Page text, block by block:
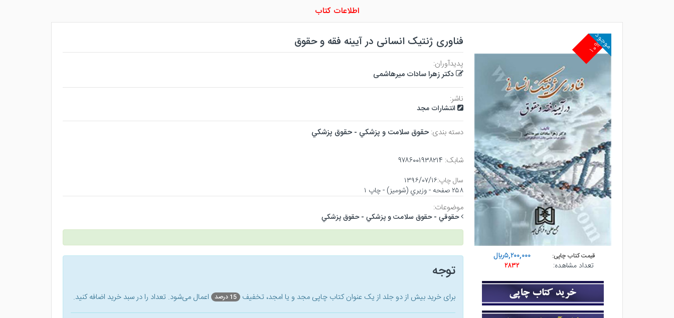
اطلاعات کتاب
۱۰%
موجود
قیمت کتاب چاپی:
۵,۲۰۰,۰۰۰ريال
تعداد مشاهده:
۲۸۳۲
فناوری ژنتیک انسانی در آیینه فقه و حقوق
پدیدآوران:
دکتر زهرا سادات میرهاشمی
ناشر:
انتشارات مجد
دسته بندی:حقوق سلامت و پزشكي - حقوق پزشكي
شابک: ۹۷۸۶۰۰۱۹۳۸۲۱۴
سال چاپ:۱۳۹۶/۰۷/۱۶
۲۵۸ صفحه - وزيري (شوميز) - چاپ ۱
موضوعات:
حقوقي - حقوق سلامت و پزشكي - حقوق پزشكي
توجه
برای خرید بیش از دو جلد از یک عنوان کتاب‌ چاپی مجد و یا امجد، تخفیف 15 درصد اعمال می‌شود. تعداد را در سبد خرید اضافه کنید.